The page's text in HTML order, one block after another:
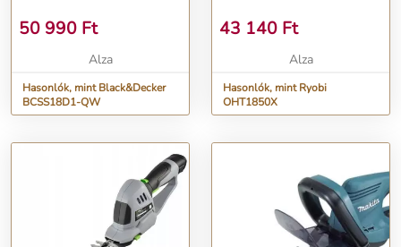
50 990 Ft
Alza
Hasonlók, mint Black&Decker
BCSS18D1-QW
43 140 Ft
Alza
Hasonlók, mint Ryobi
OHT1850X